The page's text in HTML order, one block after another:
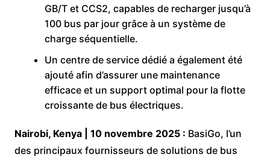
GB/T et CCS2, capables de recharger jusqu’à
100 bus par jour grâce à un système de
charge séquentielle.
Un centre de service dédié a également été
ajouté afin d’assurer une maintenance
efficace et un support optimal pour la flotte
croissante de bus électriques.
Nairobi, Kenya | 10 novembre 2025 : BasiGo, l’un
des principaux fournisseurs de solutions de bus